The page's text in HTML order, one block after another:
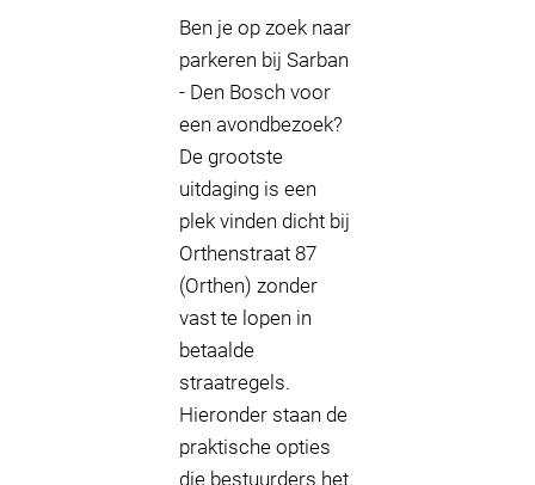
Ben je op zoek naar
parkeren bij Sarban
- Den Bosch voor
een avondbezoek?
De grootste
uitdaging is een
plek vinden dicht bij
Orthenstraat 87
(Orthen) zonder
vast te lopen in
betaalde
straatregels.
Hieronder staan de
praktische opties
die bestuurders het